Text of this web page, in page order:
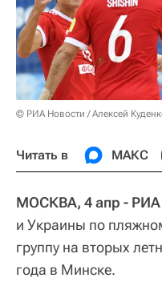
© РИА Новости / Алексей
Читать в МАКС
МОСКВА, 4 апр - РИА
и Украины по
группу на вторых
года в Минске.